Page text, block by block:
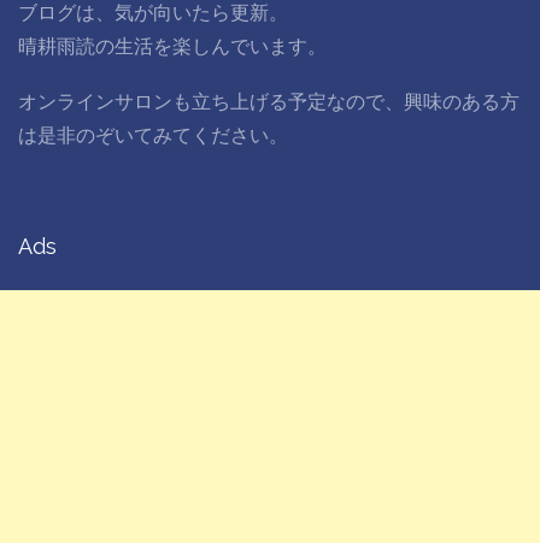
ブログは、気が向いたら更新。
晴耕雨読の生活を楽しんでいます。
オンラインサロンも立ち上げる予定なので、興味のある方
は是非のぞいてみてください。
Ads